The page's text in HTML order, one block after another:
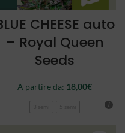
CHEESE auto
– Royal Queen
Seeds
A partire da: 18,00€